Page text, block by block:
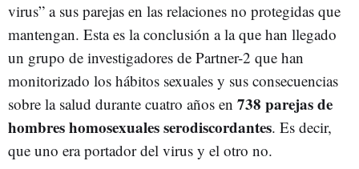
virus” a sus parejas en las relaciones no protegidas que
mantengan. Esta es la conclusión a la que han llegado
un grupo de investigadores de Partner-2 que han
monitorizado los hábitos sexuales y sus consecuencias
sobre la salud durante cuatro años en 738 parejas de
hombres homosexuales serodiscordantes. Es decir,
que uno era portador del virus y el otro no.